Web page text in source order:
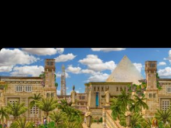
2016
About Contact